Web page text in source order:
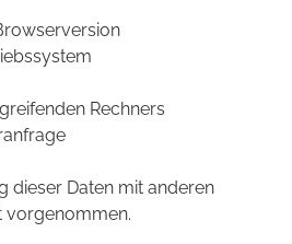
Rechners
dieser Daten mit anderen
vorgenommen.